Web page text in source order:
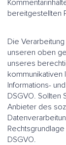
bereitgestellten
Die
unseren oben
unseres
Informations-
DSGVO. Sollten
Anbieter des
DSGVO.